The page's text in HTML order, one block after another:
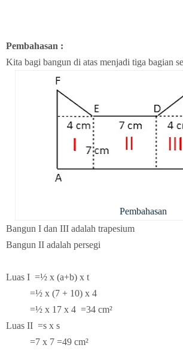
Pembahasan :
Kita bagi bangun di atas menjadi tiga bagian
Pembahasan
Bangun I dan III adalah trapesium
Bangun II adalah persegi
Luas I =½ x (a+b) x t
=½ x (7 + 10) x 4
=½ x 17 x 4 =34 cm²
Luas II =s x s
=7 x 7 =49 cm²